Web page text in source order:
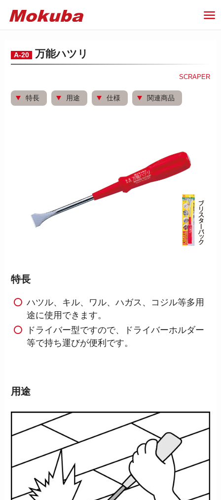
A-20 万能ハツリ
SCRAPER
特長 用途 仕様 関連商品
特長
ハツル、キル、ワル、ハガス、コジル等多用
途に使用できます。
ドライバー型ですので、ドライバーホルダー
等で持ち運びが便利です。
用途